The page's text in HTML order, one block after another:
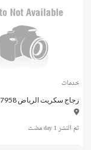
خدمات
زجاج سكريت الرياض 0558037958
تم النشر 1 day مضت